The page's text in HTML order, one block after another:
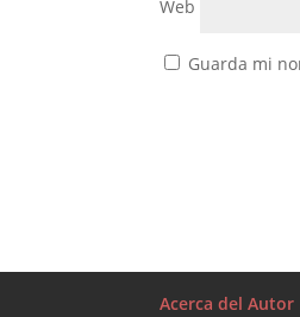
Web
Guarda mi
Acerca del Autor